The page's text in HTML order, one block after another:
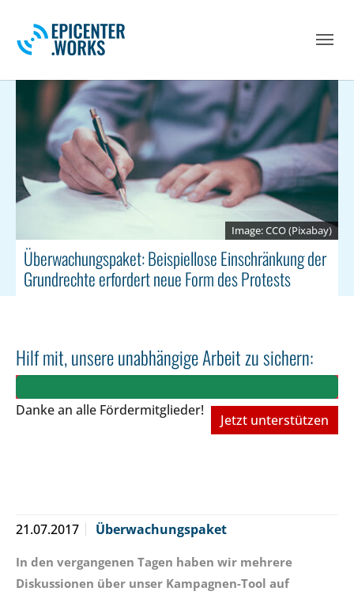
CCO (Pixabay)
Überwachungspaket: Beispiellose Einschränkung der
Grundrechte erfordert neue Form des Protests
Hilf mit, unsere unabhängige Arbeit zu sichern:
Danke an alle Fördermitglieder!
Jetzt unterstützen
21.07.2017 Überwachungspaket
In den vergangenen Tagen haben wir mehrere
Diskussionen über unser Kampagnen-Tool auf